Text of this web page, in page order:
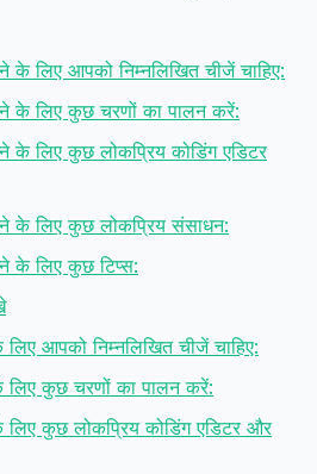
के लिए आपको निम्नलिखित चीजें चाहिए:
के लिए कुछ चरणों का पालन करें:
के लिए कुछ लोकप्रिय कोडिंग एडिटर
के लिए कुछ लोकप्रिय संसाधन:
के लिए कुछ टिप्स:
आपको निम्नलिखित चीजें चाहिए:
लिए कुछ चरणों का पालन करें:
कुछ लोकप्रिय कोडिंग एडिटर और